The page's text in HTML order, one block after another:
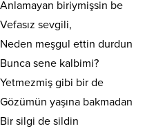
Anlamayan biriymişsin be
Vefasız sevgili,
Neden meşgul ettin durdun
Bunca sene kalbimi?
Yetmezmiş gibi bir de
Gözümün yaşına bakmadan
Bir silgi de sildin